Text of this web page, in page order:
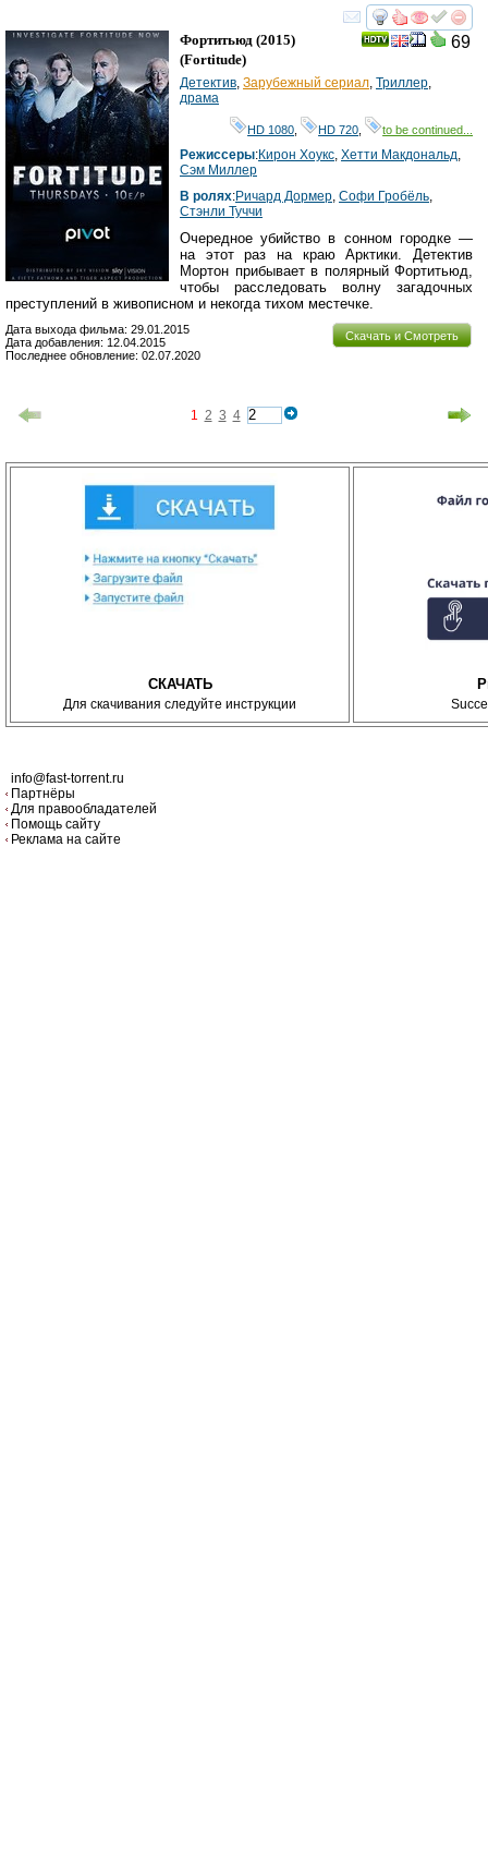
смотреть
69
Фортитьюд (2015)
(Fortitude)
Детектив Зарубежный сериал Триллер
драма
HD 1080 HD 720 to be continued...
Режиссеры:Кирон Хоукс Хетти Макдональд
Сэм Миллер
В ролях:Ричард Дормер Софи Гробёль
Стэнли Туччи
Очередное убийство в сонном городке —
на этот раз на краю Арктики. Детектив
Мортон прибывает в полярный Фортитьюд,
чтобы расследовать волну загадочных
преступлений в живописном и некогда тихом местечке.
Скачать и Смотреть
Дата выхода фильма: 29.01.2015
Дата добавления: 12.04.2015
Последнее обновление: 02.07.2020
1 2 3 4
СКАЧАТЬ
Для скачивания следуйте инструкции
info@fast-torrent.ru
Партнёры
Для правообладателей
Помощь сайту
Реклама на сайте